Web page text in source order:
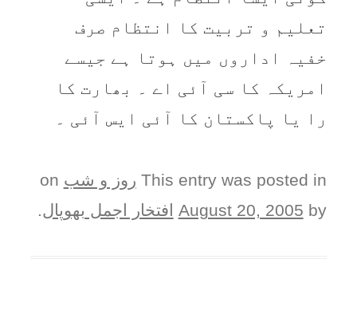
تعلیم و تربیت کا انتظام صرف
خفیہ اداروں میں ہوتا ہے جیسے
امریکہ کا سی آئی اے ۔ بھارت کا
را یا پاکستان کا آئی ایس آئی ۔
This entry was posted in روز و شب
August 20, 2005 by افتخار اجمل بھوپال.